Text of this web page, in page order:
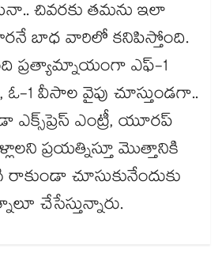
చివరకు తమను ఇలా
బాధ వారిలో కనిపిస్తోంది.
ఎఫ్-1
1 వీసాల వైపు చూస్తుండగా..
ఎక్స్‌ప్రెస్ ఎంట్రీ, యూరప్
ప్రయత్నిస్తూ మెుత్తానికి
చూసుకునేందుకు
చేసేస్తున్నారు.